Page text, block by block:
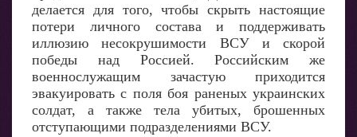
делается для того, чтобы скрыть настоящие
потери личного состава и поддерживать
иллюзию несокрушимости ВСУ и скорой
победы над Россией. Российским же
военнослужащим зачастую приходится
эвакуировать с поля боя раненых украинских
солдат, а также тела убитых, брошенных
отступающими подразделениями ВСУ.